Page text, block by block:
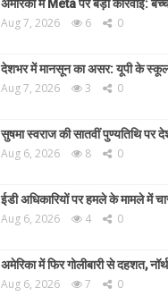
अमेरिका में Meta पर बड़ी कार्रवाई:
Aug 7, 2026 6 0
देशभर में मानसून का असर: यूपी के
Aug 7, 2026 3 0
सुषमा स्वराज की सातवीं पुण्यतिथि
Aug 6, 2026 8 0
ईडी अधिकारियों पर हमले के मामले में
Aug 6, 2026 4 0
अमेरिका में फिर गोलीबारी से दहशत,
Aug 6, 2026 7 0